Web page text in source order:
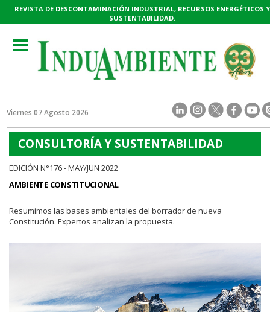
REVISTA DE DESCONTAMINACIÓN INDUSTRIAL, RECURSOS ENERGÉTICOS Y
SUSTENTABILIDAD.
Toggle
navigation
Viernes 07 Agosto 2026
CONSULTORÍA Y SUSTENTABILIDAD
EDICIÓN N°176 - MAY/JUN 2022
AMBIENTE CONSTITUCIONAL
Resumimos las bases ambientales del borrador de nueva
Constitución. Expertos analizan la propuesta.